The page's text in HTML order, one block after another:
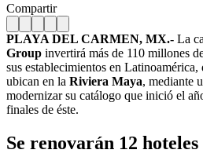
Compartir
PLAYA DEL CARMEN, MX.- La
Group invertirá más de 110 millones
sus establecimientos en Latinoamérica,
ubican en la Riviera Maya, mediante
modernizar su catálogo que inició el
finales de éste.
Se renovarán 12